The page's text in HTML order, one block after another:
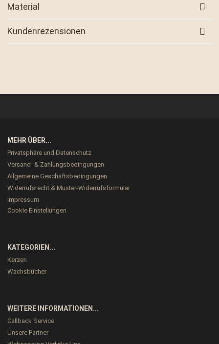
Material
Kundenrezensionen
MEHR ÜBER...
Privatsphäre und Datenschutz
Versand- & Zahlungsbedingungen
Allgemeine Geschäftsbedingungen
Widerrufsrecht & Muster-Widerrufsformular
Impressum
Cookie Einstellungen
KATEGORIEN...
Kerzen
Wachsbücher
WEITERE INFORMATIONEN...
Callback Service
Unsere Partner